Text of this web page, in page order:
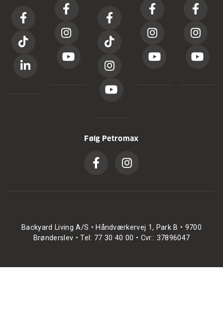
Følg Petromax
Backyard Living A/S • Håndværkervej 1, Park B • 9700
Brønderslev • Tel: 77 30 40 00 • Cvr.: 37896047